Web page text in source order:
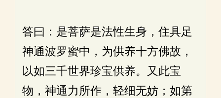
答曰：是菩萨是法性生身，住具足
神通波罗蜜中，为供养十方佛故，
以如三千世界珍宝供养。又此宝
物，神通力所作，轻细无妨；如第